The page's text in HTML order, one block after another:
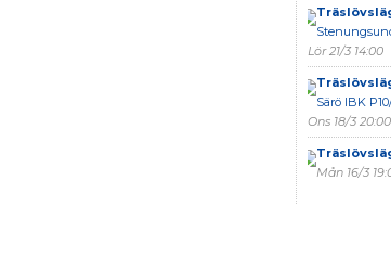
Lör 21/3 14:00
Särö IBK
Ons 18/3 20:00
Mån 16/3